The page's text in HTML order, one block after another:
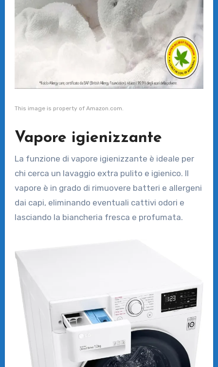
This image is property of Amazon.com.
Vapore igienizzante
La funzione di vapore igienizzante è ideale per
chi cerca un lavaggio extra pulito e igienico. Il
vapore è in grado di rimuovere batteri e allergeni
dai capi, eliminando eventuali cattivi odori e
lasciando la biancheria fresca e profumata.